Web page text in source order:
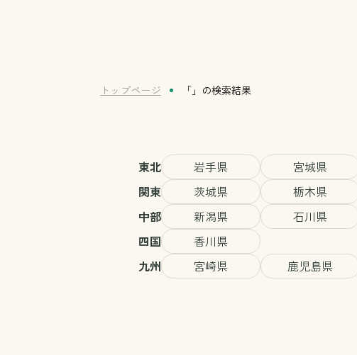
トップページ 「」の検索結果
東北 岩手県 宮城県
関東
茨城県 栃木県
中部
新潟県 石川県
四国
香川県
九州
宮崎県 鹿児島県